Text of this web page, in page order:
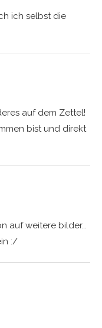
ich selbst die
auf dem Zettel!
bist und direkt
auf weitere bilder…
:/